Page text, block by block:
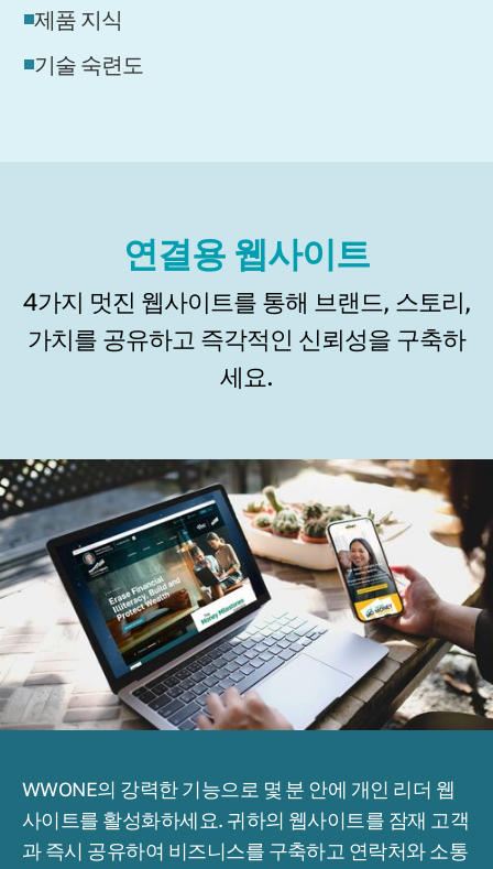
제품 지식
기술 숙련도
연결용 웹사이트
4가지 멋진 웹사이트를 통해 브랜드, 스토리,
가치를 공유하고 즉각적인 신뢰성을 구축하
세요.
WWONE의 강력한 기능으로 몇 분 안에 개인 리더 웹
사이트를 활성화하세요. 귀하의 웹사이트를 잠재 고객
과 즉시 공유하여 비즈니스를 구축하고 연락처와 소통